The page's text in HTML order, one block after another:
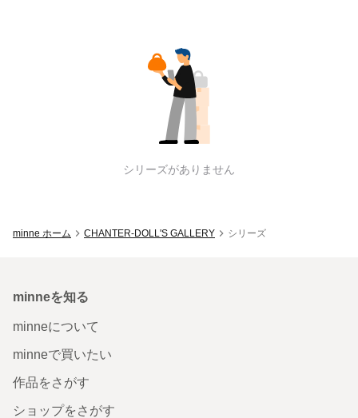
CHANTER-DOLL'S GALLERY
シリーズがありません
minne ホーム CHANTER-DOLL'S GALLERY シリーズ
minneを知る
minneについて
minneで買いたい
作品をさがす
ショップをさがす